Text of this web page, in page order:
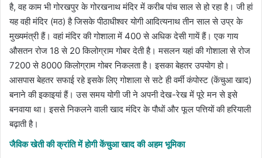
है, वह काम भी गोरखपुर के गोरखनाथ मंदिर में करीब पांच साल से हो रहा है। जी हां
यह वही मंदिर (मठ) है जिसके पीठाधीश्वर योगी आदित्यनाथ तीन साल से उप्र के
मुख्यमंत्री हैं। वहां मंदिर की गोशाला में 400 से अधिक देसी गायें हैं। एक गाय
औसतन रोज 18 से 20 किलोग्राम गोबर देती है। मसलन यहां की गोशाला से रोज
7200 से 8000 किलोग्राम गोबर निकलता है। इसका बेहतर उपयोग हो।
आसपास बेहतर सफाई रहे इसके लिए गोशाला से सटे ही वर्मी कंपोस्ट (केंचुआ खाद)
बनाने की इकाइयां हैं। उस समय योगी जी ने अपनी देख-रेख में पूरे मन से इसे
बनवाया था। इससे निकलने वाली खाद मंदिर के पौधों और फूल पत्तियों की हरियाली
बढ़ाती है।
जैविक खेती की क्रांति में होगी केंचुआ खाद की अहम भूमिका